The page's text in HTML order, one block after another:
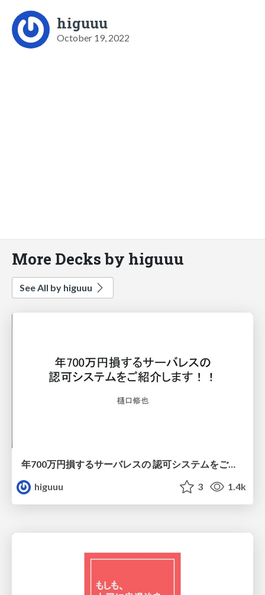
higuuu
October 19, 2022
More Decks by higuuu
See All by higuuu
年700万円損するサーバレスの 認可システムをご紹介します！！
higuuu
3 1.4k